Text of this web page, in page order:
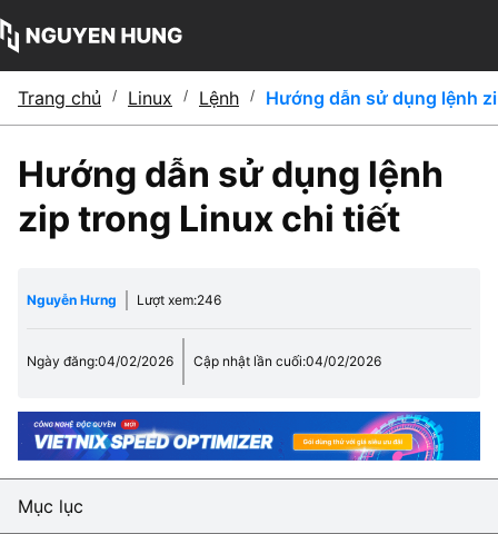
Trang chủ / Linux / Lệnh / Hướng dẫn sử dụng lệnh
Hướng dẫn sử dụng lệnh
zip trong Linux chi tiết
Nguyễn Hưng Lượt xem:246
Ngày đăng:04/02/2026 Cập nhật lần cuối:04/02/2026
Mục lục